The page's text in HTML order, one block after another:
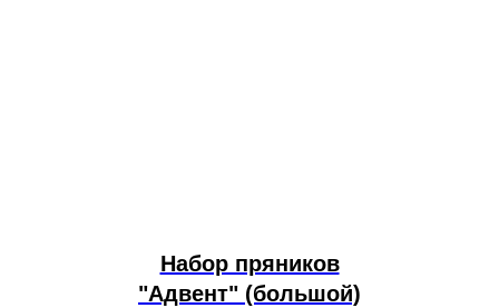
Набор пряников
"Адвент" (большой)